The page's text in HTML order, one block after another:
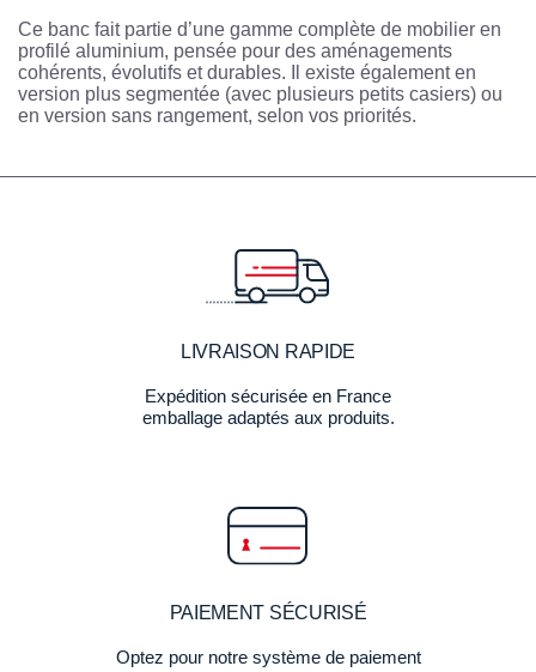
Ce banc fait partie d’une gamme complète de mobilier en
profilé aluminium, pensée pour des aménagements
cohérents, évolutifs et durables. Il existe également en
version plus segmentée (avec plusieurs petits casiers) ou
en version sans rangement, selon vos priorités.
LIVRAISON RAPIDE
Expédition sécurisée en France
emballage adaptés aux produits.
PAIEMENT SÉCURISÉ
Optez pour notre système de paiement